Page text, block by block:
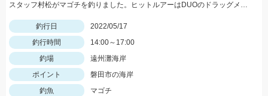
スタッフ村松がマゴチを釣りました。ヒットルアーはDUOのドラッグメタルキャストショット30gのイワシカラー。
釣行日
2022/05/17
釣行時間
14:00～17:00
釣場
遠州灘海岸
ポイント
磐田市の海岸
釣魚
マゴチ